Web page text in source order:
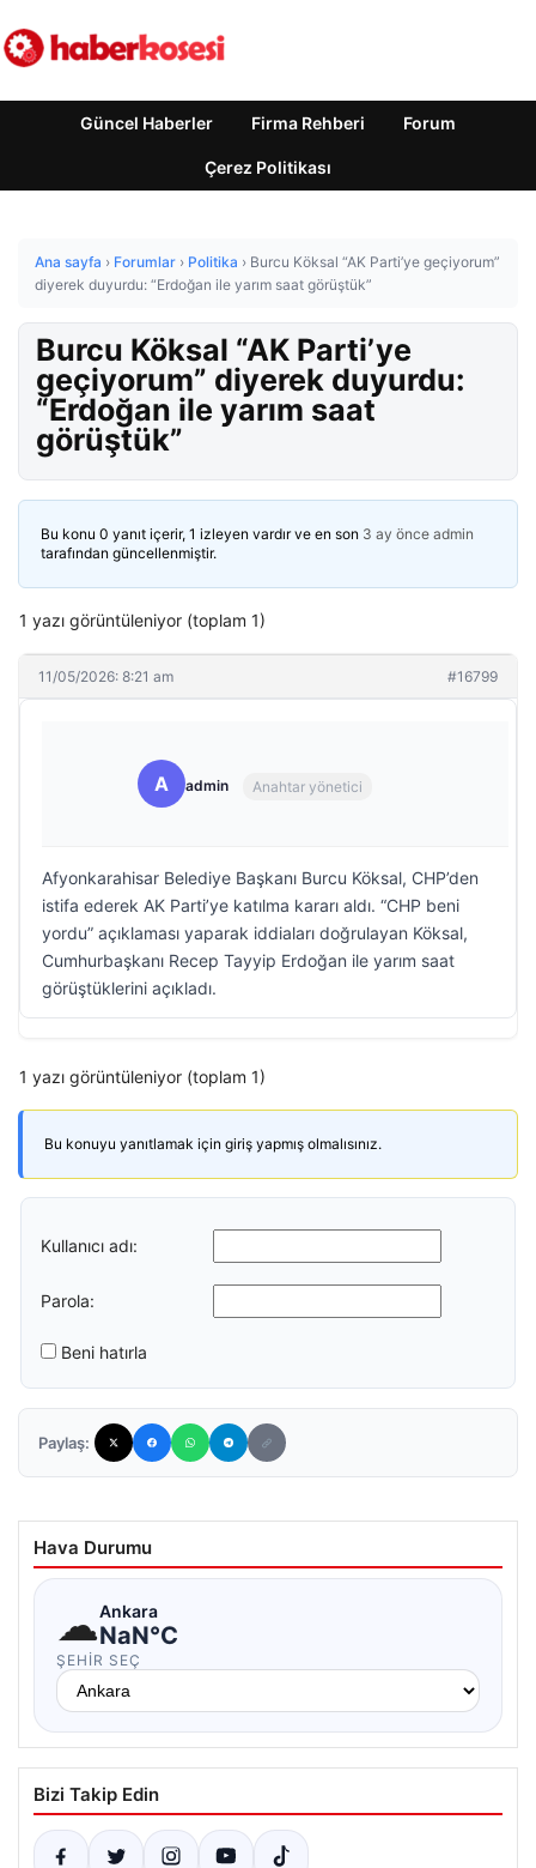
Güncel Haberler Firma Rehberi Forum
Çerez Politikası
Ana sayfa › Forumlar › Politika › Burcu Köksal “AK Parti’ye geçiyorum”
diyerek duyurdu: “Erdoğan ile yarım saat görüştük”
Burcu Köksal “AK Parti’ye
geçiyorum” diyerek duyurdu:
“Erdoğan ile yarım saat
görüştük”
Bu konu 0 yanıt içerir, 1 izleyen vardır ve en son 3 ay önce admin
tarafından güncellenmiştir.
1 yazı görüntüleniyor (toplam 1)
11/05/2026: 8:21 am #16799
A admin Anahtar yönetici
Afyonkarahisar Belediye Başkanı Burcu Köksal, CHP’den
istifa ederek AK Parti’ye katılma kararı aldı. “CHP beni
yordu” açıklaması yaparak iddiaları doğrulayan Köksal,
Cumhurbaşkanı Recep Tayyip Erdoğan ile yarım saat
görüştüklerini açıkladı.
1 yazı görüntüleniyor (toplam 1)
Bu konuyu yanıtlamak için giriş yapmış olmalısınız.
Kullanıcı adı:
Parola:
Beni hatırla
Paylaş:
Hava Durumu
☁Ankara
NaN°C
ŞEHIR SEÇ
Bizi Takip Edin